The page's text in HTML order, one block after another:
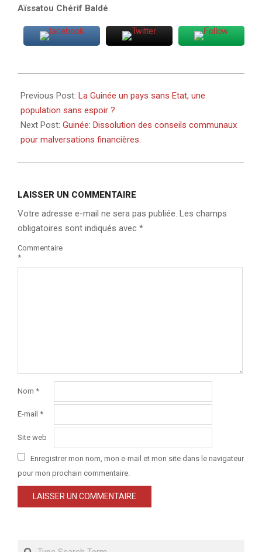
Aïssatou Chérif Baldé.
08-
25
Previous Post: La Guinée un pays sans Etat, une
population sans espoir ?
Next Post: Guinée: Dissolution des conseils communaux
pour malversations financières.
LAISSER UN COMMENTAIRE
Votre adresse e-mail ne sera pas publiée. Les champs
obligatoires sont indiqués avec *
Commentaire
*
Nom *
E-mail *
Site web
Enregistrer mon nom, mon e-mail et mon site dans le navigateur
pour mon prochain commentaire.
Search